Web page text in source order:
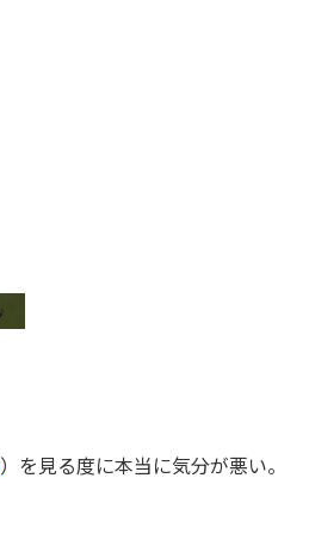
）を見る度に本当に気分が悪い。